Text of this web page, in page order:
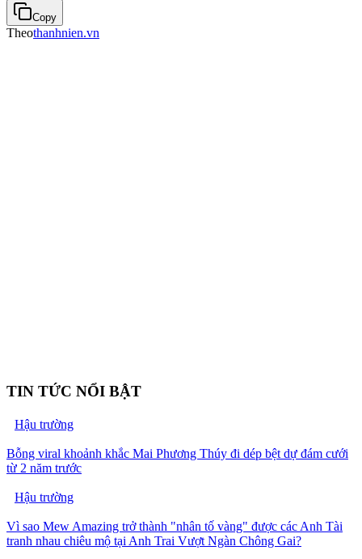
Copy
Theothanhnien.vn
TIN TỨC NỔI BẬT
Hậu trường
Bỗng viral khoảnh khắc Mai Phương Thúy đi dép bệt dự đám cưới
từ 2 năm trước
Hậu trường
Vì sao Mew Amazing trở thành "nhân tố vàng" được các Anh Tài
tranh nhau chiêu mộ tại Anh Trai Vượt Ngàn Chông Gai?